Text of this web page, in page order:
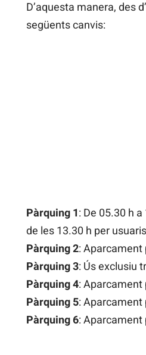
D’aquesta manera, des
següents canvis:
Pàrquing 1: De 05.30 h
de les 13.30 h per
Pàrquing 2: Aparcament
Pàrquing 3: Ús exclusiu
Pàrquing 4: Aparcament
Pàrquing 5: Aparcament
Pàrquing 6: Aparcament